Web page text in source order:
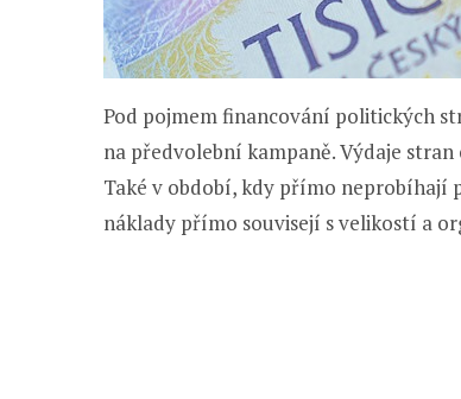
Pod pojmem financování politických
na předvolební kampaně. Výdaje
Také v období, kdy přímo neprobíhají
náklady přímo souvisejí s velikostí a